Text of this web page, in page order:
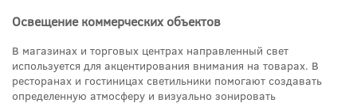
Освещение коммерческих объектов
В магазинах и торговых центрах направленный свет
используется для акцентирования внимания на товарах. В
ресторанах и гостиницах светильники помогают создавать
определенную атмосферу и визуально зонировать